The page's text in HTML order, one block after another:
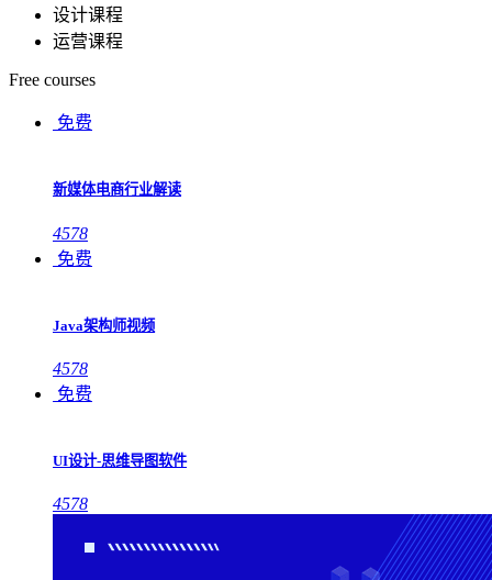
设计课程
运营课程
Free courses
免费
新媒体电商行业解读
4578
免费
Java架构师视频
4578
免费
UI设计-思维导图软件
4578